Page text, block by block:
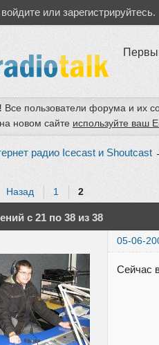
или зарегистрируйтесь.
Все пользователи форума и их
новом сайте используйте ваш
радио Icecast и Shoutcast
Назад 1 2
с 21 по 38 из 38
05-06-
Сейчас